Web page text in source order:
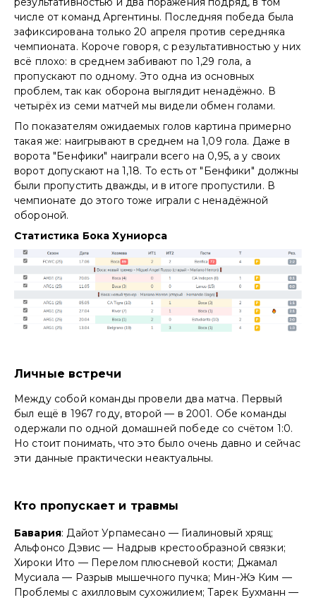
числе от команд Аргентины. Последняя победа была
зафиксирована только 20 апреля против середняка
чемпионата. Короче говоря, с результативностью у них
всё плохо: в среднем забивают по 1,29 гола, а
пропускают по одному. Это одна из основных
проблем, так как оборона выглядит ненадёжно. В
четырёх из семи матчей мы видели обмен голами.
По показателям ожидаемых голов картина примерно
такая же: наигрывают в среднем на 1,09 гола. Даже в
ворота "Бенфики" наиграли всего на 0,95, а у своих
ворот допускают на 1,18. То есть от "Бенфики" должны
были пропустить дважды, и в итоге пропустили. В
чемпионате до этого тоже играли с ненадёжной
обороной.
Статистика Бока Хуниоpса
Личные встречи
Между собой команды провели два матча. Первый
был ещё в 1967 году, второй — в 2001. Обе команды
одержали по одной домашней победе со счётом 1:0.
Но стоит понимать, что это было очень давно и сейчас
эти данные практически неактуальны.
Кто пропускает и травмы
Бавария: Дайот Урпамесано — Гиалиновый хрящ;
Альфонсо Дэвис — Надрыв крестообразной связки;
Хироки Ито — Перелом плюсневой кости; Джамал
Мусиала — Разрыв мышечного пучка; Мин-Жэ Ким —
Проблемы с ахилловым сухожилием; Тарек Бухманн —